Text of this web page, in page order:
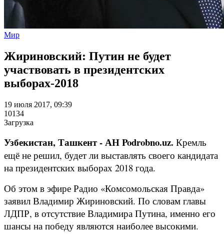
Мир
Жириновский: Путин не будет
участвовать в президентских
выборах-2018
19 июля 2017, 09:39
10134
Загрузка
Узбекистан, Ташкент - АН Podrobno.uz. Кремль
ещё не решил, будет ли выставлять своего кандидата
на президентских выборах 2018 года.
Об этом в эфире Радио «Комсомольская Правда»
заявил Владимир Жириновский. По словам главы
ЛДПР, в отсутствие Владимира Путина, именно его
шансы на победу являются наиболее высокими.